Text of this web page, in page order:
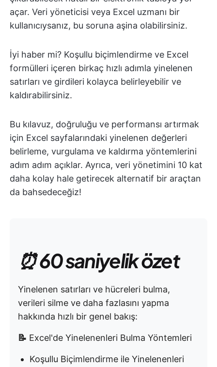
açar. Veri yöneticisi veya Excel uzmanı bir
kullanıcıysanız, bu soruna aşina olabilirsiniz.
İyi haber mi? Koşullu biçimlendirme ve Excel
formülleri içeren birkaç hızlı adımla yinelenen
satırları ve girdileri kolayca belirleyebilir ve
kaldırabilirsiniz.
Bu kılavuz, doğruluğu ve performansı artırmak
için Excel sayfalarındaki yinelenen değerleri
belirleme, vurgulama ve kaldırma yöntemlerini
adım adım açıklar. Ayrıca, veri yönetimini 10 kat
daha kolay hale getirecek alternatif bir araçtan
da bahsedeceğiz!
⏰ 60 saniyelik özet
Yinelenen satırları ve hücreleri bulma,
verileri silme ve daha fazlasını yapma
hakkında hızlı bir genel bakış:
📝 Excel'de Yinelenenleri Bulma Yöntemleri
Koşullu Biçimlendirme ile Yinelenenleri